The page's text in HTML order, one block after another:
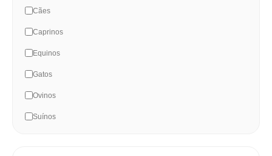
Cães
Caprinos
Equinos
Gatos
Ovinos
Suínos